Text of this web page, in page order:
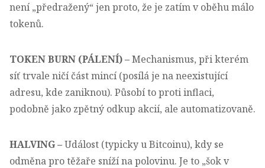
není „předražený“ jen proto, že je zatím v oběhu málo
tokenů.
TOKEN BURN (PÁLENÍ)–Mechanismus, při kterém
síť trvale ničí část mincí (posílá je na neexistující
adresu, kde zaniknou). Působí to proti inflaci,
podobně jako zpětný odkup akcií, ale automatizovaně.
HALVING–Událost (typicky u Bitcoinu), kdy se
odměna pro těžaře sníží na polovinu. Je to „šok v